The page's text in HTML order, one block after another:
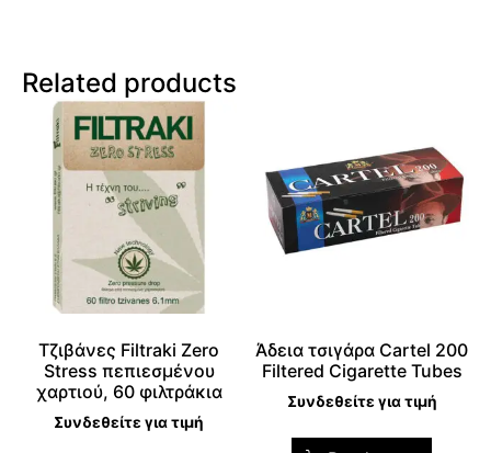
Related products
Tζιβάνες Filtraki Zero
Stress πεπιεσμένου
χαρτιού, 60 φιλτράκια
Συνδεθείτε για τιμή
Άδεια τσιγάρα Cartel 200
Filtered Cigarette Tubes
Συνδεθείτε για τιμή